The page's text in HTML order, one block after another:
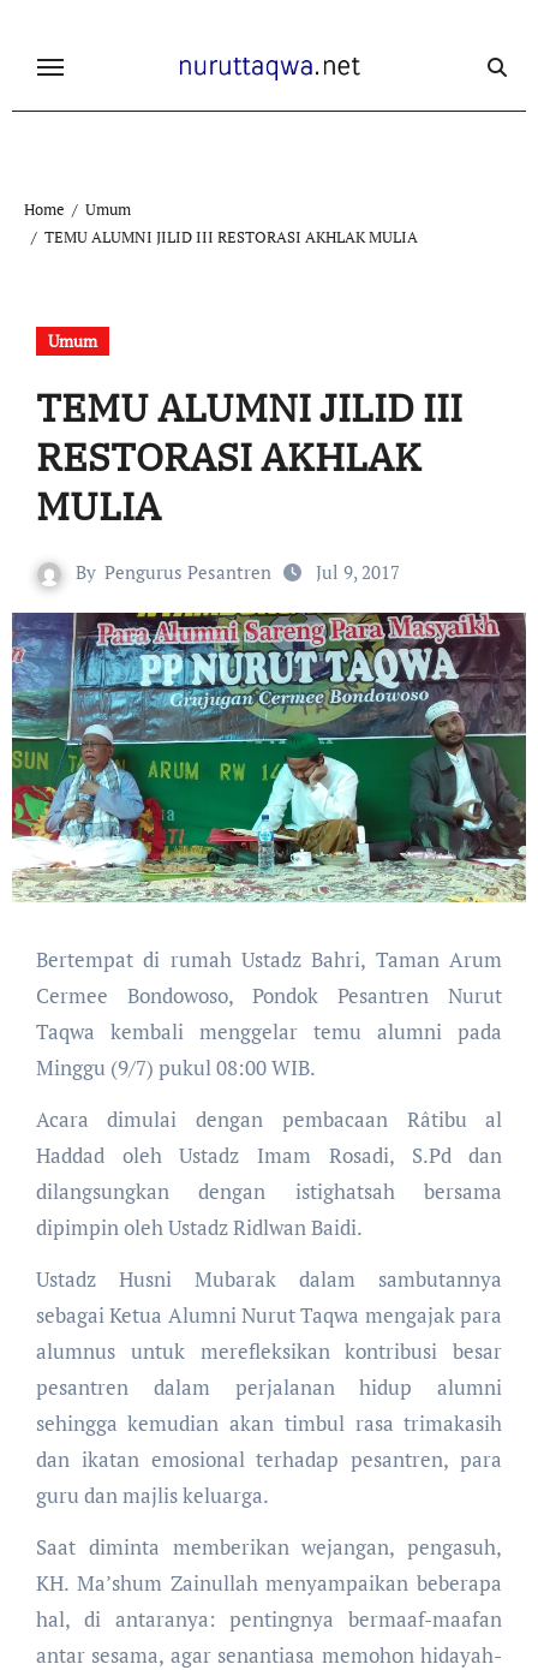
content
Home
Umum
TEMU ALUMNI JILID III RESTORASI AKHLAK MULIA
Umum
TEMU ALUMNI JILID III
RESTORASI AKHLAK
MULIA
By Pengurus Pesantren Jul 9, 2017
Bertempat di rumah Ustadz Bahri, Taman Arum
Cermee Bondowoso, Pondok Pesantren Nurut
Taqwa kembali menggelar temu alumni pada
Minggu (9/7) pukul 08:00 WIB.
Acara dimulai dengan pembacaan Râtibu al
Haddad oleh Ustadz Imam Rosadi, S.Pd dan
dilangsungkan dengan istighatsah bersama
dipimpin oleh Ustadz Ridlwan Baidi.
Ustadz Husni Mubarak dalam sambutannya
sebagai Ketua Alumni Nurut Taqwa mengajak para
alumnus untuk merefleksikan kontribusi besar
pesantren dalam perjalanan hidup alumni
sehingga kemudian akan timbul rasa trimakasih
dan ikatan emosional terhadap pesantren, para
guru dan majlis keluarga.
Saat diminta memberikan wejangan, pengasuh,
KH. Ma’shum Zainullah menyampaikan beberapa
hal, di antaranya: pentingnya bermaaf-maafan
antar sesama, agar senantiasa memohon hidayah-